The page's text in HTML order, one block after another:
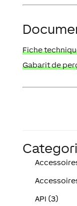
Fiche
Gabarit de
API (3)